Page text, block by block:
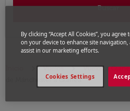
Buscar
Vuelos Vuelos a
de Mánchester a Guinea
By clicking “Accept All Cookies”, you
on your device to enhance site navigation,
assist in our marketing efforts.
Cookies Settings